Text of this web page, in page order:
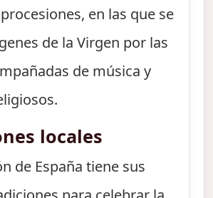
en las que se
de la Virgen por las
de música y
locales
de España tiene sus